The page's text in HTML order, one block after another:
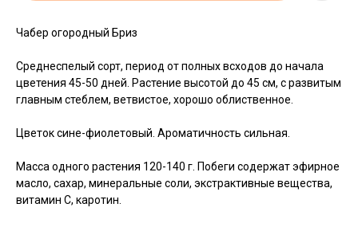
Чабер огородный Бриз
Среднеспелый сорт, период от полных всходов до начала
цветения 45-50 дней. Растение высотой до 45 см, с развитым
главным стеблем, ветвистое, хорошо облиственное.
Цветок сине-фиолетовый. Ароматичность сильная.
Масса одного растения 120-140 г. Побеги содержат эфирное
масло, сахар, минеральные соли, экстрактивные вещества,
витамин С, каротин.